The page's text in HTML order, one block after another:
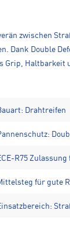
zwischen
Double
Grip,
Drahtreifen
R75
für gute